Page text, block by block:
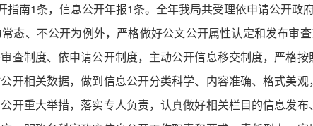
南1条，信息公开年报1条。全年我局共受理依申请公开政
态、不公开为例外，严格做好公文公开属性认定和发布审
查制度、依申请公开制度，主动公开信息移交制度，严格
开相关数据，做到信息公开分类科学、内容准确、格式美
开重大举措，落实专人负责，认真做好相关栏目的信息发